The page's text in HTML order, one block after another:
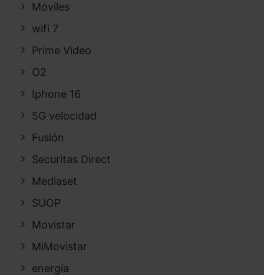
Móviles
wifi 7
Prime Video
O2
Iphone 16
5G velocidad
Fusión
Securitas Direct
Mediaset
SUOP
Movistar
MiMovistar
energía